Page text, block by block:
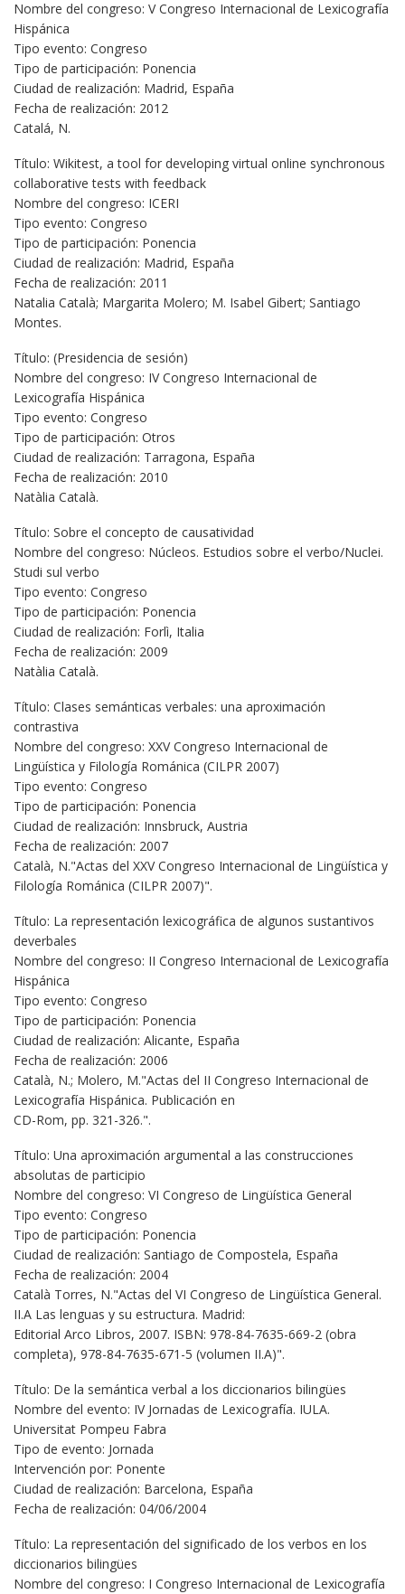
Nombre del congreso: V Congreso Internacional de Lexicografía
Hispánica
Tipo evento: Congreso
Tipo de participación: Ponencia
Ciudad de realización: Madrid, España
Fecha de realización: 2012
Catalá, N.
Título: Wikitest, a tool for developing virtual online synchronous
collaborative tests with feedback
Nombre del congreso: ICERI
Tipo evento: Congreso
Tipo de participación: Ponencia
Ciudad de realización: Madrid, España
Fecha de realización: 2011
Natalia Català; Margarita Molero; M. Isabel Gibert; Santiago
Montes.
Título: (Presidencia de sesión)
Nombre del congreso: IV Congreso Internacional de
Lexicografía Hispánica
Tipo evento: Congreso
Tipo de participación: Otros
Ciudad de realización: Tarragona, España
Fecha de realización: 2010
Natàlia Català.
Título: Sobre el concepto de causatividad
Nombre del congreso: Núcleos. Estudios sobre el verbo/Nuclei.
Studi sul verbo
Tipo evento: Congreso
Tipo de participación: Ponencia
Ciudad de realización: Forlì, Italia
Fecha de realización: 2009
Natàlia Català.
Título: Clases semánticas verbales: una aproximación
contrastiva
Nombre del congreso: XXV Congreso Internacional de
Lingüística y Filología Románica (CILPR 2007)
Tipo evento: Congreso
Tipo de participación: Ponencia
Ciudad de realización: Innsbruck, Austria
Fecha de realización: 2007
Català, N."Actas del XXV Congreso Internacional de Lingüística y
Filología Románica (CILPR 2007)".
Título: La representación lexicográfica de algunos sustantivos
deverbales
Nombre del congreso: II Congreso Internacional de Lexicografía
Hispánica
Tipo evento: Congreso
Tipo de participación: Ponencia
Ciudad de realización: Alicante, España
Fecha de realización: 2006
Català, N.; Molero, M."Actas del II Congreso Internacional de
Lexicografía Hispánica. Publicación en
CD-Rom, pp. 321-326.".
Título: Una aproximación argumental a las construcciones
absolutas de participio
Nombre del congreso: VI Congreso de Lingüística General
Tipo evento: Congreso
Tipo de participación: Ponencia
Ciudad de realización: Santiago de Compostela, España
Fecha de realización: 2004
Català Torres, N."Actas del VI Congreso de Lingüística General.
II.A Las lenguas y su estructura. Madrid:
Editorial Arco Libros, 2007. ISBN: 978-84-7635-669-2 (obra
completa), 978-84-7635-671-5 (volumen II.A)".
Título: De la semántica verbal a los diccionarios bilingües
Nombre del evento: IV Jornadas de Lexicografía. IULA.
Universitat Pompeu Fabra
Tipo de evento: Jornada
Intervención por: Ponente
Ciudad de realización: Barcelona, España
Fecha de realización: 04/06/2004
Título: La representación del significado de los verbos en los
diccionarios bilingües
Nombre del congreso: I Congreso Internacional de Lexicografía